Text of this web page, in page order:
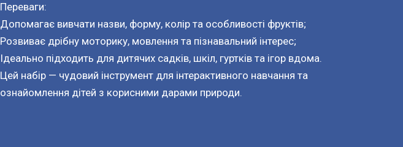
Переваги:
Допомагає вивчати назви, форму, колір та особливості фруктів;
Розвиває дрібну моторику, мовлення та пізнавальний інтерес;
Ідеально підходить для дитячих садків, шкіл, гуртків та ігор вдома.
Цей набір — чудовий інструмент для інтерактивного навчання та
ознайомлення дітей з корисними дарами природи.